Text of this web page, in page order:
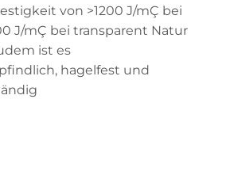
von >1200 J/mÇ bei
J/mÇ bei transparent Natur
ist es
hagelfest und